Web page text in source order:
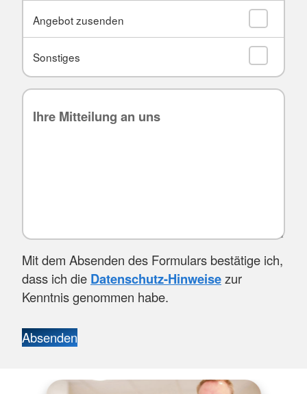
Angebot zusenden
Sonstiges
Mit dem Absenden des Formulars bestätige ich,
dass ich die Datenschutz-Hinweisezur
Kenntnis genommen habe.
Absenden